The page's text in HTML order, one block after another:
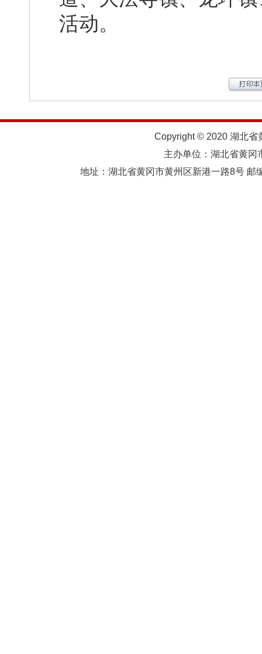
活动。
Copyright © 2020 湖北省
主办单位：湖北省黄
地址：湖北省黄冈市黄州区新港一路8号